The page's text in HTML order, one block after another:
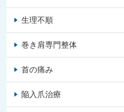
生理不順
巻き肩専門整体
首の痛み
陥入爪治療